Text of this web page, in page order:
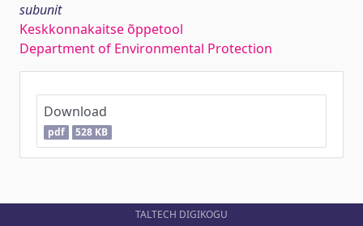
subunit
Keskkonnakaitse õppetool
Department of Environmental Protection
Download
pdf 528 KB
TALTECH DIGIKOGU